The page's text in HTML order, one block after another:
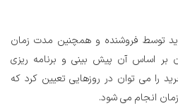
توسط فروشنده و همچنین مدت زمان
بر اساس آن پیش بینی و برنامه ریزی
را می توان در روزهایی تعیین کرد که
انجام می شود.